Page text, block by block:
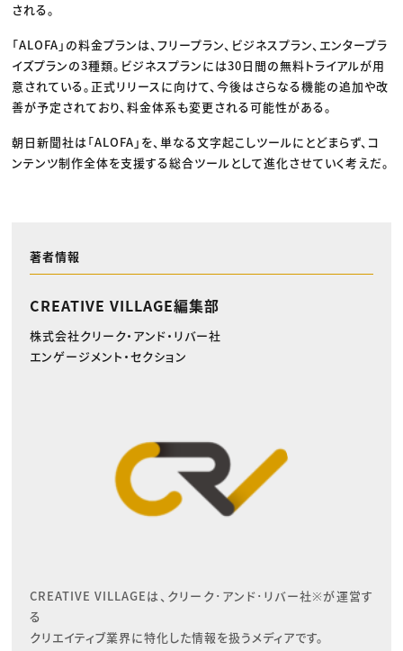
される。
「ALOFA」の料金プランは、フリープラン、ビジネスプラン、エンタープラ
イズプランの3種類。ビジネスプランには30日間の無料トライアルが用
意されている。正式リリースに向けて、今後はさらなる機能の追加や改
善が予定されており、料金体系も変更される可能性がある。
朝日新聞社は「ALOFA」を、単なる文字起こしツールにとどまらず、コ
ンテンツ制作全体を支援する総合ツールとして進化させていく考えだ。
著者情報
CREATIVE VILLAGE編集部
株式会社クリーク・アンド・リバー社
エンゲージメント・セクション
CREATIVE VILLAGEは、クリーク･アンド･リバー社※が運営す
る
クリエイティブ業界に特化した情報を扱うメディアです。